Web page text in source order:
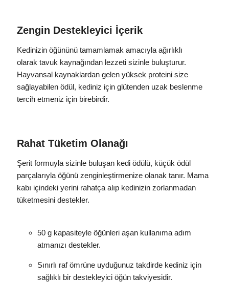
Zengin Destekleyici İçerik
Kedinizin öğününü tamamlamak amacıyla ağırlıklı
olarak tavuk kaynağından lezzeti sizinle buluşturur.
Hayvansal kaynaklardan gelen yüksek proteini size
sağlayabilen ödül, kediniz için glütenden uzak beslenme
tercih etmeniz için birebirdir.
Rahat Tüketim Olanağı
Şerit formuyla sizinle buluşan kedi ödülü, küçük ödül
parçalarıyla öğünü zenginleştirmenize olanak tanır. Mama
kabı içindeki yerini rahatça alıp kedinizin zorlanmadan
tüketmesini destekler.
50 g kapasiteyle öğünleri aşan kullanıma adım
atmanızı destekler.
Sınırlı raf ömrüne uyduğunuz takdirde kediniz için
sağlıklı bir destekleyici öğün takviyesidir.